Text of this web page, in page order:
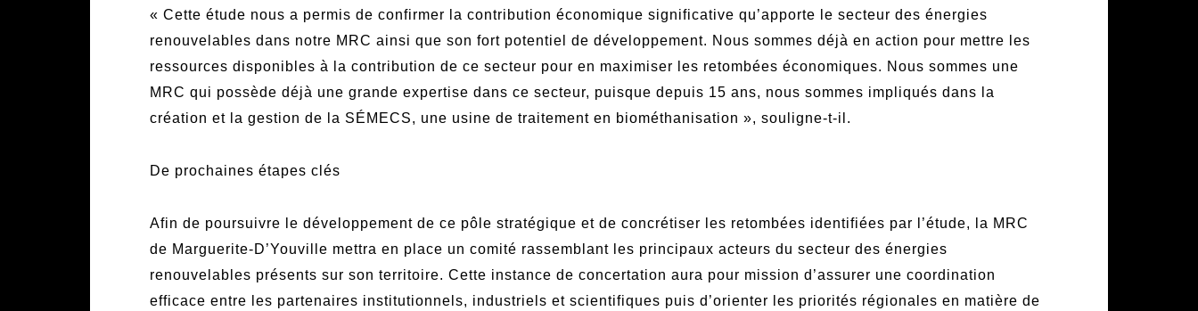
« Cette étude nous a permis de confirmer la contribution économique significative qu’apporte le secteur des énergies
renouvelables dans notre MRC ainsi que son fort potentiel de développement. Nous sommes déjà en action pour mettre les
ressources disponibles à la contribution de ce secteur pour en maximiser les retombées économiques. Nous sommes une
MRC qui possède déjà une grande expertise dans ce secteur, puisque depuis 15 ans, nous sommes impliqués dans la
création et la gestion de la SÉMECS, une usine de traitement en biométhanisation », souligne-t-il.
De prochaines étapes clés
Afin de poursuivre le développement de ce pôle stratégique et de concrétiser les retombées identifiées par l’étude, la MRC
de Marguerite-D’Youville mettra en place un comité rassemblant les principaux acteurs du secteur des énergies
renouvelables présents sur son territoire. Cette instance de concertation aura pour mission d’assurer une coordination
efficace entre les partenaires institutionnels, industriels et scientifiques puis d’orienter les priorités régionales en matière de